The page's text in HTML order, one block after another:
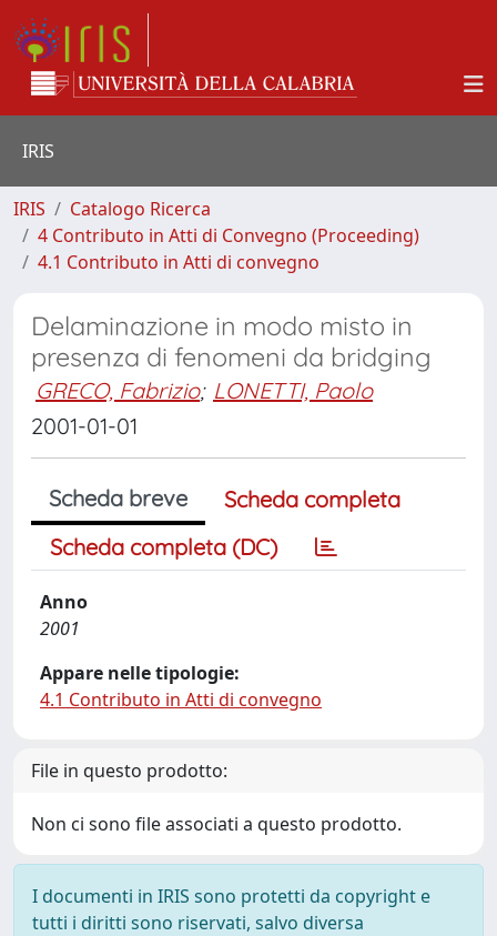
IRIS
IRIS
Catalogo Ricerca
4 Contributo in Atti di Convegno (Proceeding)
4.1 Contributo in Atti di convegno
Delaminazione in modo misto in
presenza di fenomeni da bridging
GRECO, Fabrizio; LONETTI, Paolo
2001-01-01
Scheda breve
Scheda completa
Scheda completa (DC)
Anno
2001
Appare nelle tipologie:
4.1 Contributo in Atti di convegno
File in questo prodotto:
Non ci sono file associati a questo prodotto.
I documenti in IRIS sono protetti da copyright e
tutti i diritti sono riservati, salvo diversa